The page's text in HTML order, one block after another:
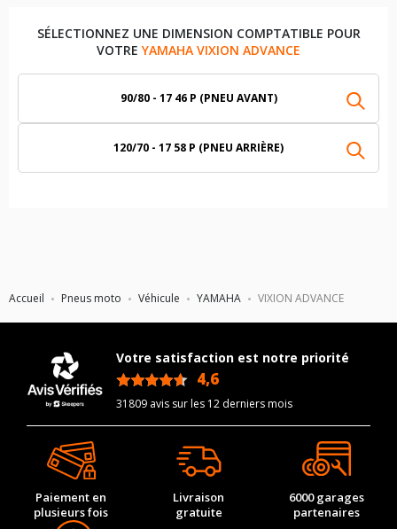
Accueil Pneus moto Véhicule YAMAHA VIXION ADVANCE
SÉLECTIONNEZ UNE DIMENSION COMPTATIBLE POUR
VOTREYAMAHA VIXION ADVANCE
90/80 - 17 46 P (PNEU AVANT)
120/70 - 17 58 P (PNEU ARRIÈRE)
Votre satisfaction est notre priorité
4,6
31809 avis sur les 12 derniers mois
Paiement en
plusieurs fois
Livraison
gratuite
6000 garages
partenaires